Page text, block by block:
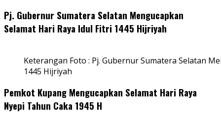
Pj. Gubernur Sumatera Selatan Mengucapkan
Selamat Hari Raya Idul Fitri 1445 Hijriyah
Keterangan Foto : Pj. Gubernur Sumatera Selatan
1445 Hijriyah
Pemkot Kupang Mengucapkan Selamat Hari Raya
Nyepi Tahun Caka 1945 H